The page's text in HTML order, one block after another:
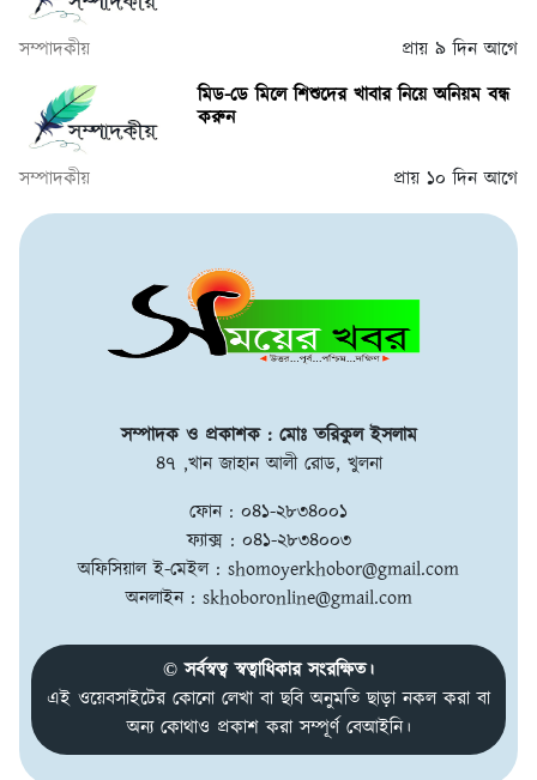
সম্পাদকীয়
প্রায় ৯ দিন আগে
মিড-ডে মিলে শিশুদের খাবার নিয়ে অনিয়ম বন্ধ
করুন
সম্পাদকীয় প্রায় ১০ দিন আগে
সম্পাদক ও প্রকাশক : মোঃ তরিকুল ইসলাম
৪৭ ,খান জাহান আলী রোড, খুলনা
ফোন : ০৪১-২৮৩৪০০১
ফ্যাক্স : ০৪১-২৮৩৪০০৩
অফিসিয়াল ই-মেইল : shomoyerkhobor@gmail.com
অনলাইন : skhoboronline@gmail.com
© সর্বস্বত্ব স্বত্বাধিকার সংরক্ষিত।
এই ওয়েবসাইটের কোনো লেখা বা ছবি অনুমতি ছাড়া নকল করা বা
অন্য কোথাও প্রকাশ করা সম্পূর্ণ বেআইনি।